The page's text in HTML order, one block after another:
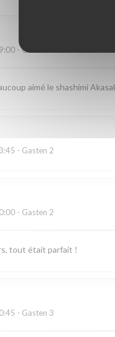
- Gasten 2
aimé le shashimi
- Gasten 2
- Gasten 2
tout était parfait !
- Gasten 3